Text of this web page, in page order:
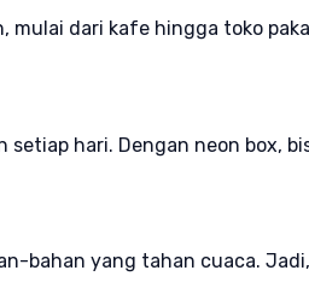
mulai dari kafe hingga toko
hari. Dengan neon box,
bahan yang tahan cuaca.